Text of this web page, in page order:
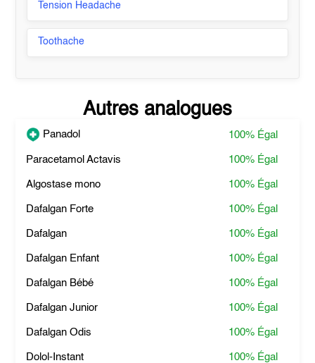
Tension Headache
Toothache
Autres analogues
Panadol 100% Égal
Paracetamol Actavis 100% Égal
Algostase mono 100% Égal
Dafalgan Forte 100% Égal
Dafalgan 100% Égal
Dafalgan Enfant 100% Égal
Dafalgan Bébé 100% Égal
Dafalgan Junior 100% Égal
Dafalgan Odis 100% Égal
Dolol-Instant 100% Égal